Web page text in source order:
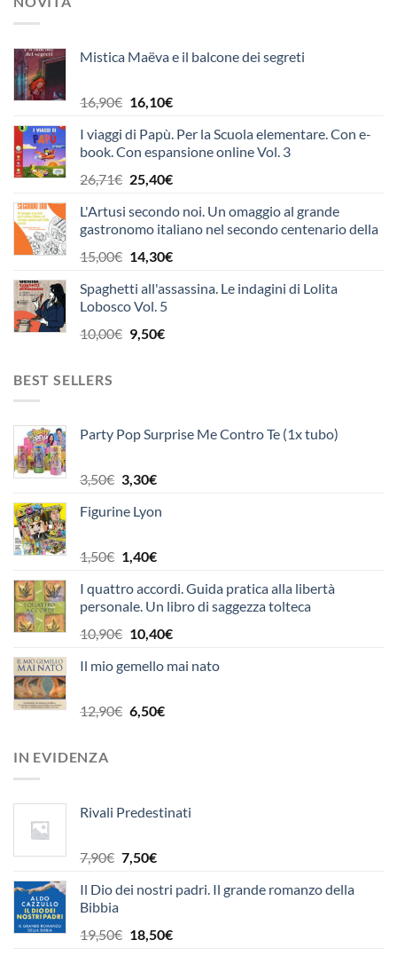
Mistica Maëva e il balcone dei segreti
16,90€ Il
originale
era:
16,90€.
16,10€Il
attuale
è:
16,10€.
I viaggi di Papù. Per la Scuola elementare. Con e-
book. Con espansione online Vol. 3
26,71€ Il
originale
era:
26,71€.
25,40€Il
attuale
è:
25,40€.
L'Artusi secondo noi. Un omaggio al grande
gastronomo italiano nel secondo centenario della
15,00€ Il
originale
era:
15,00€.
14,30€Il
attuale
Spaghetti all'assassina. Le indagini di Lolita
Lobosco Vol. 5
10,00€ Il
9,50€Il
BEST SELLERS
Party Pop Surprise Me Contro Te (1x tubo)
3,50€ Il
originale
3,50€.
3,30€Il
attuale
3,30€.
Figurine Lyon
1,50€ Il
originale
era:
1,50€.
1,40€Il
attuale
è:
1,40€.
I quattro accordi. Guida pratica alla libertà
personale. Un libro di saggezza tolteca
10,90€ Il
originale
10,90€.
10,40€Il
attuale
Il mio gemello mai nato
12,90€ Il
6,50€Il
IN EVIDENZA
Rivali Predestinati
7,90€ Il
originale
7,90€.
7,50€Il
attuale
7,50€.
Il Dio dei nostri padri. Il grande romanzo della
Bibbia
19,50€ Il
18,50€Il